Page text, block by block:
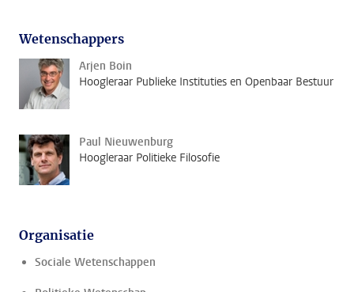
Wetenschappers
Arjen Boin
Hoogleraar Publieke Instituties en Openbaar Bestuur
Paul Nieuwenburg
Hoogleraar Politieke Filosofie
Organisatie
Sociale Wetenschappen